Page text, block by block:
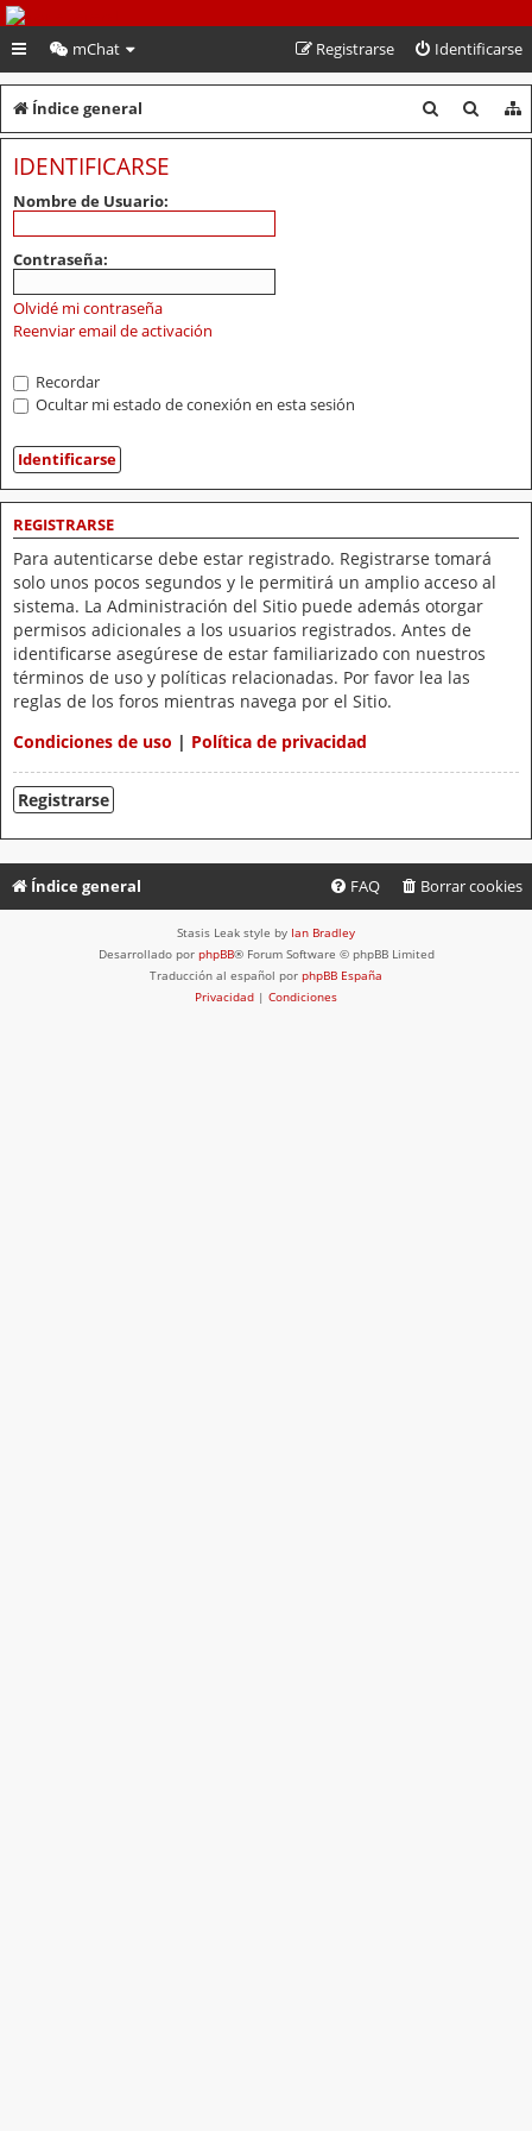
PeruVoley.com
mChat Identificarse
Registrarse
Índice general
u
u
IDENTIFICARSE
Nombre de Usuario:
Contraseña:
Olvidé mi contraseña
Reenviar email de activación
Recordar
Ocultar mi estado de conexión en esta sesión
REGISTRARSE
Para autenticarse debe estar registrado. Registrarse tomará
solo unos pocos segundos y le permitirá un amplio acceso al
sistema. La Administración del Sitio puede además otorgar
permisos adicionales a los usuarios registrados. Antes de
identificarse asegúrese de estar familiarizado con nuestros
términos de uso y políticas relacionadas. Por favor lea las
reglas de los foros mientras navega por el Sitio.
Condiciones de uso | Política de privacidad
Registrarse
Índice general Borrar cookies
FAQ
Stasis Leak style by Ian Bradley
Desarrollado por phpBB® Forum Software © phpBB Limited
Traducción al español por phpBB España
Privacidad | Condiciones